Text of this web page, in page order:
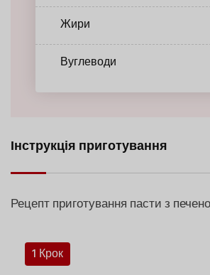
Жири
Вуглеводи
Інструкція приготування
Рецепт приготування пасти з
1 Крок